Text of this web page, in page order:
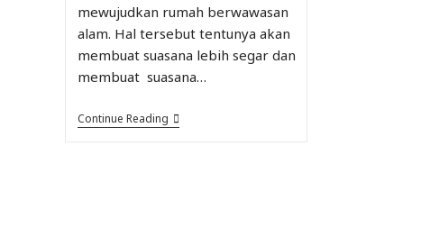
mewujudkan rumah berwawasan
alam. Hal tersebut tentunya akan
membuat suasana lebih segar dan
membuat suasana…
Continue Reading